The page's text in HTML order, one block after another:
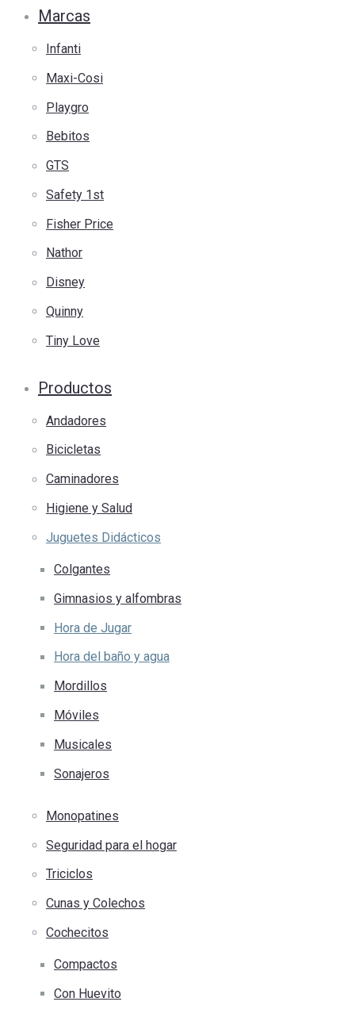
Marcas
Infanti
Maxi-Cosi
Playgro
Bebitos
GTS
Safety 1st
Fisher Price
Nathor
Disney
Quinny
Tiny Love
Productos
Andadores
Bicicletas
Caminadores
Higiene y Salud
Juguetes Didácticos
Colgantes
Gimnasios y alfombras
Hora de Jugar
Hora del baño y agua
Mordillos
Móviles
Musicales
Sonajeros
Monopatines
Seguridad para el hogar
Triciclos
Cunas y Colechos
Cochecitos
Compactos
Con Huevito